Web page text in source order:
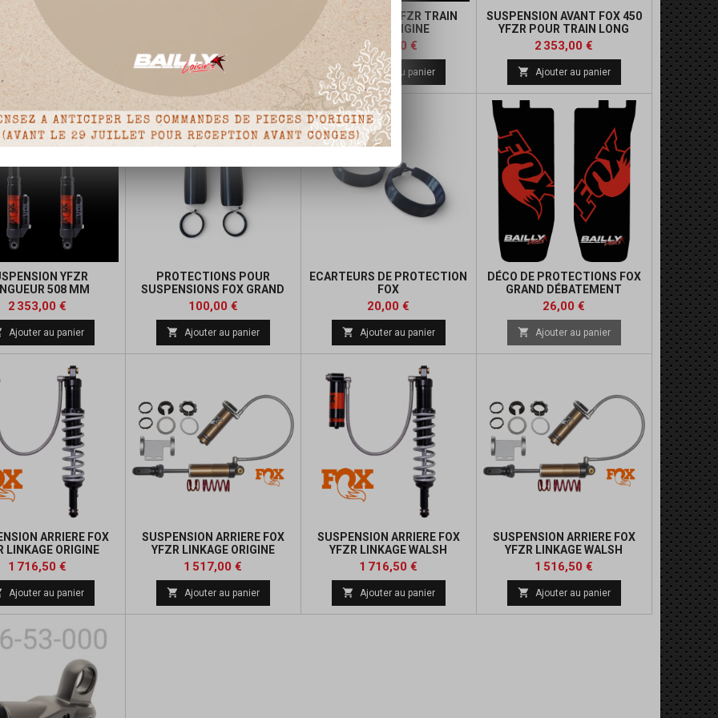
DE RÉSERVOIR
OU CHAMBRE
FOX
55,20 €
Ajouter au panier  Ajouter au panier
SUSPENSION YFZR TRAIN
AVANT ORIGINE
Prix
2 353,00 €
 Ajouter au panier
SUSPENSION AVANT FOX 450
YFZR POUR TRAIN LONG
TRAVEL 510 MM
Prix
2 353,00 €
 Ajouter au panier
YFZR
508 MM
Prix
2 353,00 €
Ajouter au panier
PROTECTIONS POUR
SUSPENSIONS FOX GRAND
DÉBATTEMENT
Prix
100,00 €
 Ajouter au panier
ECARTEURS DE PROTECTION
FOX
Prix
20,00 €
 Ajouter au panier
DÉCO DE PROTECTIONS FOX
GRAND DÉBATEMENT
Prix
26,00 €
 Ajouter au panier
ARRIERE FOX
LINKAGE ORIGINE
Prix
1 716,50 €
Ajouter au panier
SUSPENSION ARRIERE FOX
YFZR LINKAGE ORIGINE
Prix
1 517,00 €
 Ajouter au panier
SUSPENSION ARRIERE FOX
YFZR LINKAGE WALSH
Prix
1 716,50 €
 Ajouter au panier
SUSPENSION ARRIERE FOX
YFZR LINKAGE WALSH
Prix
1 516,50 €
 Ajouter au panier